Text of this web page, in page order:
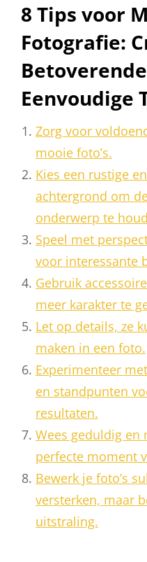
8 Tips voor
Fotografie:
Eenvoudige
Zorg voor
mooie foto’s.
Kies een rustige
achtergrond om
onderwerp te
Speel met
voor interessante
Gebruik
meer karakter te
Let op details, ze
maken in een foto.
Experimenteer
en standpunten
resultaten.
Wees geduldig
perfecte moment
Bewerk je foto’s
versterken, maar
uitstraling.